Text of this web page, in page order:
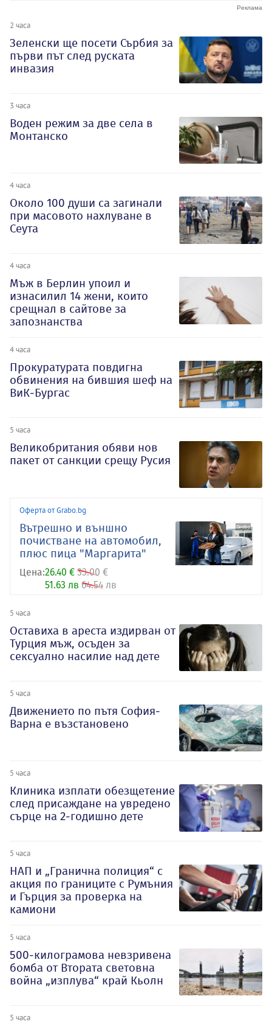
2 часа
Зеленски ще посети Сърбия за
първи път след руската
инвазия
3 часа
Воден режим за две села в
Монтанско
4 часа
Около 100 души са загинали
при масовото нахлуване в
Сеута
4 часа
Мъж в Берлин упоил и
изнасилил 14 жени, които
срещнал в сайтове за
запознанства
4 часа
Прокуратурата повдигна
обвинения на бившия шеф на
ВиК-Бургас
5 часа
Великобритания обяви нов
пакет от санкции срещу Русия
Оферта от Grabo.bg
Вътрешно и външно
почистване на автомобил,
плюс пица "Маргарита"
Цена:26.40 € 33.00 €
51.63 лв 64.54 лв
5 часа
Оставиха в ареста издирван от
Турция мъж, осъден за
сексуално насилие над дете
5 часа
Движението по пътя София-
Варна е възстановено
5 часа
Клиника изплати обезщетение
след присаждане на увредено
сърце на 2-годишно дете
5 часа
НАП и „Гранична полиция“ с
акция по границите с Румъния
и Гърция за проверка на
камиони
5 часа
500-килограмова невзривена
бомба от Втората световна
война „изплува“ край Кьолн
5 часа